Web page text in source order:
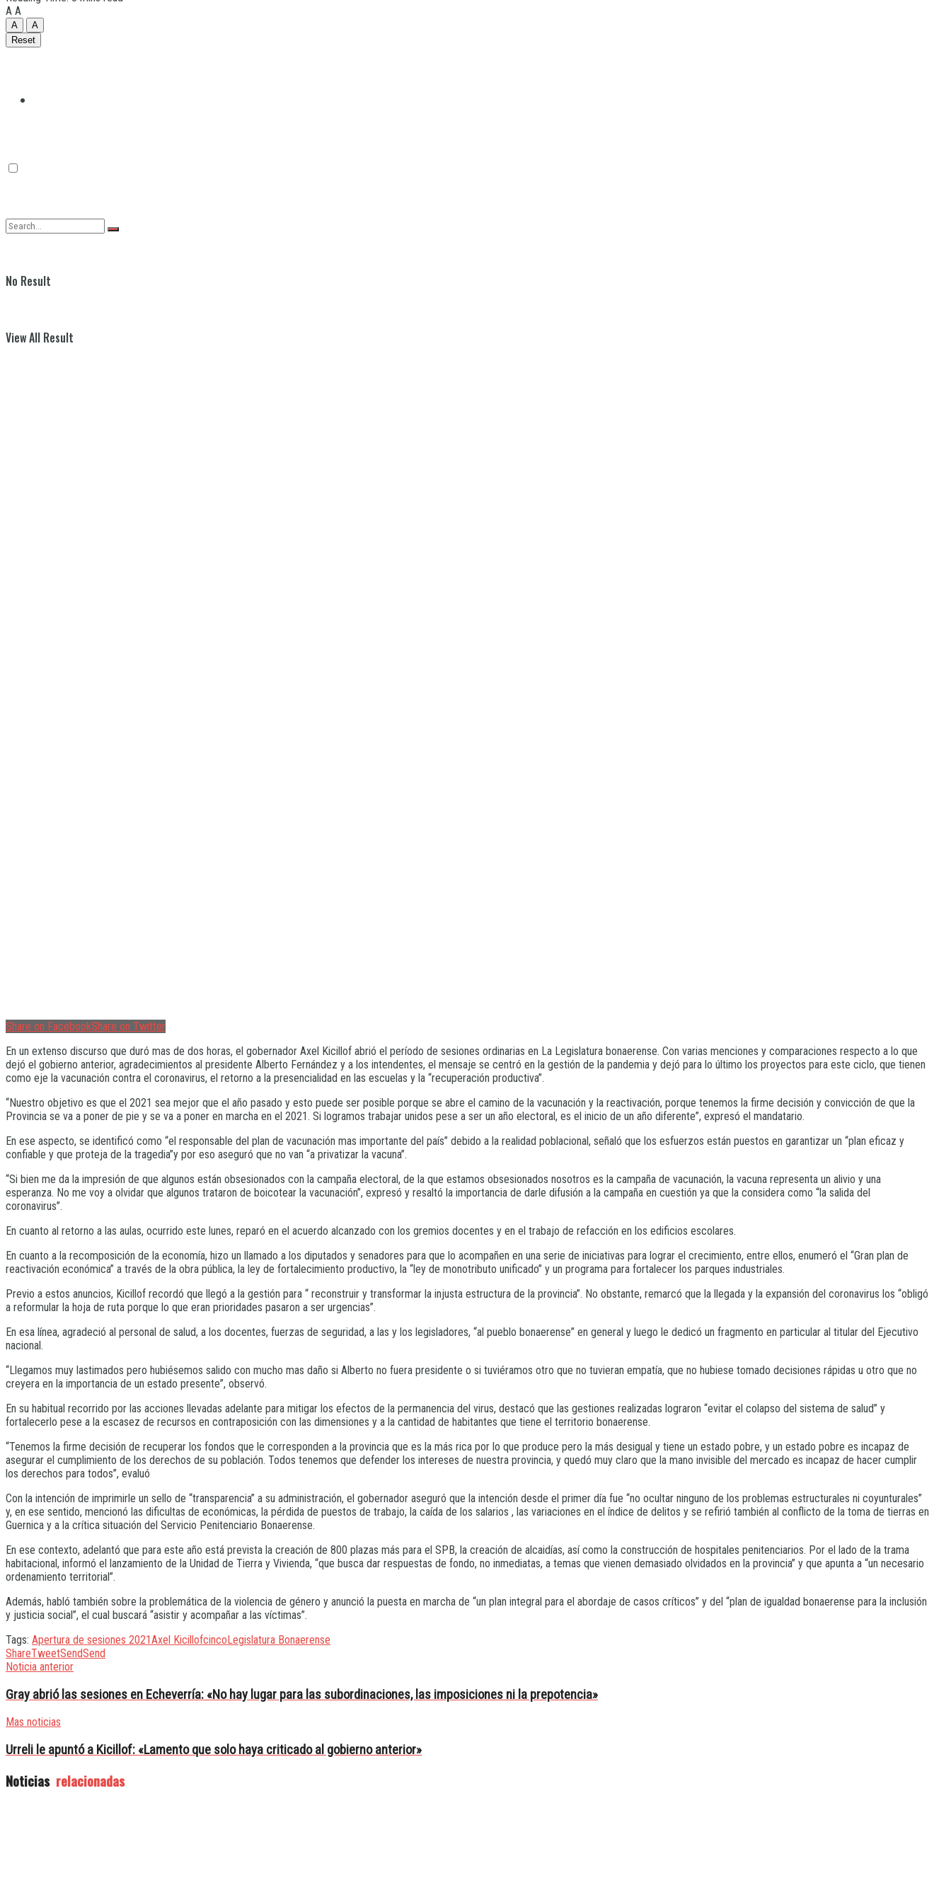
Quilmes
No Result
View All Result
A A
A
A
Reset
Share on FacebookShare on Twitter
En un extenso discurso que duró mas de dos horas, el gobernador Axel Kicillof abrió el período de sesiones ordinarias en La Legislatura bonaerense. Con varias menciones y comparaciones respecto a lo que
dejó el gobierno anterior, agradecimientos al presidente Alberto Fernández y a los intendentes, el mensaje se centró en la gestión de la pandemia y dejó para lo último los proyectos para este ciclo, que tienen
como eje la vacunación contra el coronavirus, el retorno a la presencialidad en las escuelas y la “recuperación productiva”.
“Nuestro objetivo es que el 2021 sea mejor que el año pasado y esto puede ser posible porque se abre el camino de la vacunación y la reactivación, porque tenemos la firme decisión y convicción de que la
Provincia se va a poner de pie y se va a poner en marcha en el 2021. Si logramos trabajar unidos pese a ser un año electoral, es el inicio de un año diferente”, expresó el mandatario.
En ese aspecto, se identificó como “el responsable del plan de vacunación mas importante del país” debido a la realidad poblacional, señaló que los esfuerzos están puestos en garantizar un “plan eficaz y
confiable y que proteja de la tragedia”y por eso aseguró que no van “a privatizar la vacuna”.
“Si bien me da la impresión de que algunos están obsesionados con la campaña electoral, de la que estamos obsesionados nosotros es la campaña de vacunación, la vacuna representa un alivio y una
esperanza. No me voy a olvidar que algunos trataron de boicotear la vacunación”, expresó y resaltó la importancia de darle difusión a la campaña en cuestión ya que la considera como “la salida del
coronavirus”.
En cuanto al retorno a las aulas, ocurrido este lunes, reparó en el acuerdo alcanzado con los gremios docentes y en el trabajo de refacción en los edificios escolares.
En cuanto a la recomposición de la economía, hizo un llamado a los diputados y senadores para que lo acompañen en una serie de iniciativas para lograr el crecimiento, entre ellos, enumeró el “Gran plan de
reactivación económica” a través de la obra pública, la ley de fortalecimiento productivo, la “ley de monotributo unificado” y un programa para fortalecer los parques industriales.
Previo a estos anuncios, Kicillof recordó que llegó a la gestión para “ reconstruir y transformar la injusta estructura de la provincia”. No obstante, remarcó que la llegada y la expansión del coronavirus los “obligó
a reformular la hoja de ruta porque lo que eran prioridades pasaron a ser urgencias”.
En esa línea, agradeció al personal de salud, a los docentes, fuerzas de seguridad, a las y los legisladores, “al pueblo bonaerense” en general y luego le dedicó un fragmento en particular al titular del Ejecutivo
nacional.
“Llegamos muy lastimados pero hubiésemos salido con mucho mas daño si Alberto no fuera presidente o si tuviéramos otro que no tuvieran empatía, que no hubiese tomado decisiones rápidas u otro que no
creyera en la importancia de un estado presente”, observó.
En su habitual recorrido por las acciones llevadas adelante para mitigar los efectos de la permanencia del virus, destacó que las gestiones realizadas lograron “evitar el colapso del sistema de salud” y
fortalecerlo pese a la escasez de recursos en contraposición con las dimensiones y a la cantidad de habitantes que tiene el territorio bonaerense.
“Tenemos la firme decisión de recuperar los fondos que le corresponden a la provincia que es la más rica por lo que produce pero la más desigual y tiene un estado pobre, y un estado pobre es incapaz de
asegurar el cumplimiento de los derechos de su población. Todos tenemos que defender los intereses de nuestra provincia, y quedó muy claro que la mano invisible del mercado es incapaz de hacer cumplir
los derechos para todos”, evaluó
Con la intención de imprimirle un sello de “transparencia” a su administración, el gobernador aseguró que la intención desde el primer día fue “no ocultar ninguno de los problemas estructurales ni coyunturales”
y, en ese sentido, mencionó las dificultas de económicas, la pérdida de puestos de trabajo, la caída de los salarios , las variaciones en el índice de delitos y se refirió también al conflicto de la toma de tierras en
Guernica y a la crítica situación del Servicio Penitenciario Bonaerense.
En ese contexto, adelantó que para este año está prevista la creación de 800 plazas más para el SPB, la creación de alcaidías, así como la construcción de hospitales penitenciarios. Por el lado de la trama
habitacional, informó el lanzamiento de la Unidad de Tierra y Vivienda, “que busca dar respuestas de fondo, no inmediatas, a temas que vienen demasiado olvidados en la provincia” y que apunta a “un necesario
ordenamiento territorial”.
Además, habló también sobre la problemática de la violencia de género y anunció la puesta en marcha de “un plan integral para el abordaje de casos críticos” y del “plan de igualdad bonaerense para la inclusión
y justicia social”, el cual buscará “asistir y acompañar a las víctimas”.
Tags: Apertura de sesiones 2021Axel KicillofcincoLegislatura Bonaerense
ShareTweetSendSend
Noticia anterior
Gray abrió las sesiones en Echeverría: «No hay lugar para las subordinaciones, las imposiciones ni la prepotencia»
Mas noticias
Urreli le apuntó a Kicillof: «Lamento que solo haya criticado al gobierno anterior»
Noticias relacionadas